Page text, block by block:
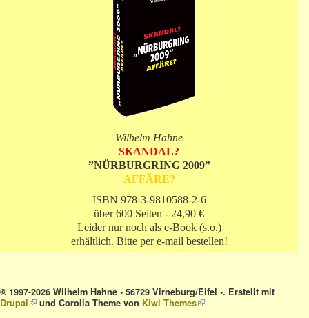
Wilhelm Hahne
SKANDAL?
”NÜRBURGRING 2009”
AFFÄRE?
ISBN 978-3-9810588-2-6
über 600 Seiten - 24,90 €
Leider nur noch als e-Book (s.o.)
erhältlich. Bitte per e-mail bestellen!
© 1997-2026 Wilhelm Hahne • 56729 Virneburg/Eifel •. Erstellt mit
Drupal(link is external)
und Corolla Theme von Kiwi Themes(link is external)